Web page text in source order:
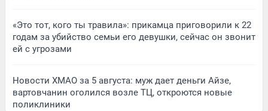
«Это тот, кого ты травила»: прикамца приговорили к 22
годам за убийство семьи его девушки, сейчас он звонит
ей с угрозами
Новости ХМАО за 5 августа: муж дает деньги Айзе,
вартовчанин оголился возле ТЦ, откроются новые
поликлиники